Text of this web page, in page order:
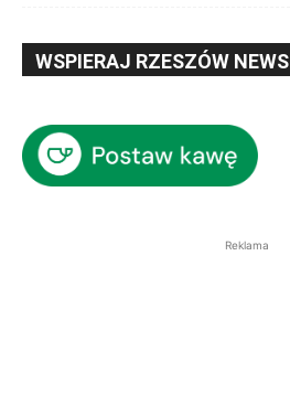
WSPIERAJ RZESZÓW NEWS
Reklama